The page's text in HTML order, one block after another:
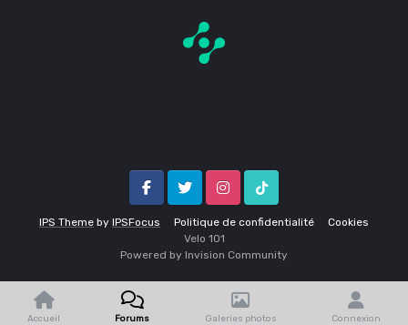
IPS Theme by IPSFocus Politique de confidentialité Cookies
FacebookTwitter InstagramTik Tok
Velo 1O1
Powered by Invision Community
Accueil Forums Galeries photos Connexion